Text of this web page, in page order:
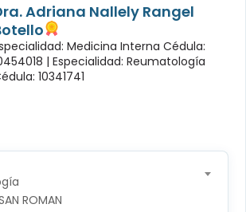
Adriana Nallely Rangel
Medicina Interna Cédula:
| Especialidad: Reumatología
10341741
ROMAN